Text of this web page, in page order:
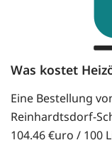
Was kostet
Eine Bestellung
Reinhardtsdorf-
104.46 €uro / 100